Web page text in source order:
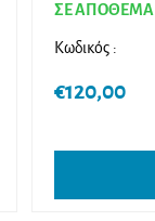
ΣΕ ΑΠΟΘΕΜΑ
Κωδικός :
€120,00